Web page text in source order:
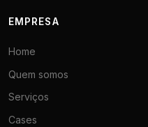
EMPRESA
Home
Quem somos
Serviços
Cases